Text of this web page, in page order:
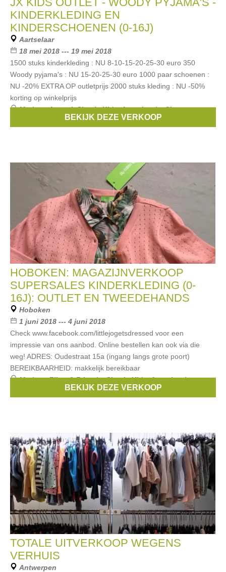
KINDERKLEDING EN
KINDERSCHOENEN (0-16J)
Aartselaar
18 mei 2018 --- 19 mei 2018
1500 stuks kinderkleding : NU 8-10-15-20-25-30 euro 350
Woody pyjama's : NU 15-20-25-30 euro 1000 paar schoenen :
NU -20% EXTRA OP outletprijs 2000 stuks kleding : NU -50%
korting op winkelprijs
Merken:Armani,Simple Kids,Anne kurris,Simonetta,
BEKIJK DEZE VERKOOP
HOBOKEN: MAGAZIJNVERKOOP
SUPERSALES KINDERKLEDING (0-
16J): OUTLET EN TWEEDEHANDS
Hoboken
1 juni 2018 --- 4 juni 2018
Check www.facebook.com/littlejogetsdressed voor een
impressie van ons aanbod. Online bestellen kan ook via die
weg! ADRES: Oudestraat 15a (ingang langs grote poort)
BEREIKBAARHEID: makkelijk bereikbaar
Merken:Filou & Friends,Simple Kids,Anne kurris,
Van Hassels, ...
BEKIJK DEZE VERKOOP
TOTALE UITVERKOOP WEGENS
VERHUIS
Antwerpen